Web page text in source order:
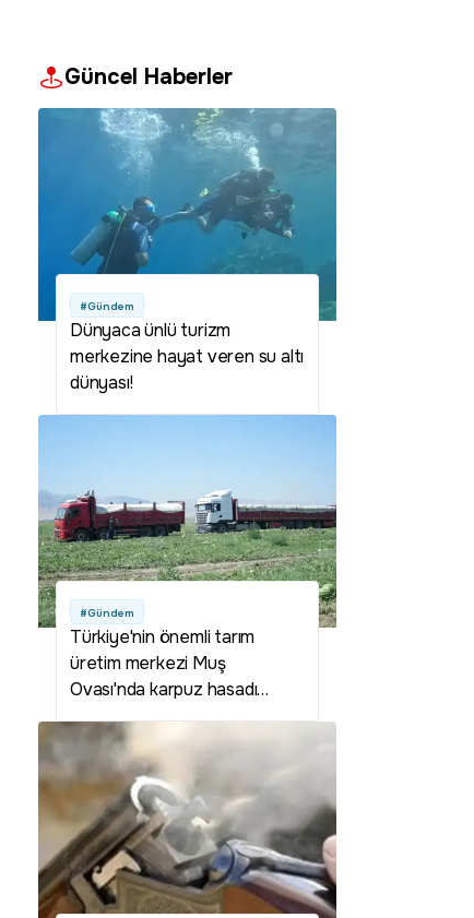
Güncel Haberler
#Gündem
Dünyaca ünlü turizm
merkezine hayat veren su altı
dünyası!
#Gündem
Türkiye'nin önemli tarım
üretim merkezi Muş
Ovası'nda karpuz hasadı
hedefleniyor